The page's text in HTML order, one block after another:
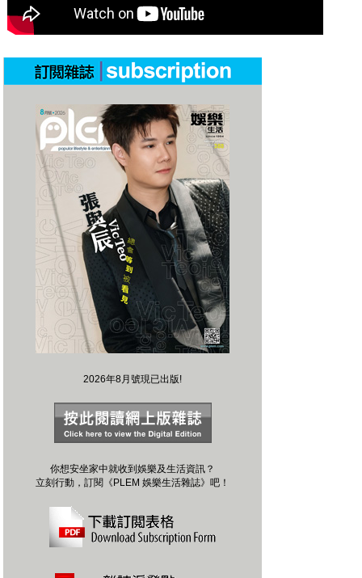
2026年8月號現已出版!
你想安坐家中就收到娛樂及生活資訊？
立刻行動，訂閱《PLEM 娛樂生活雜誌》吧！